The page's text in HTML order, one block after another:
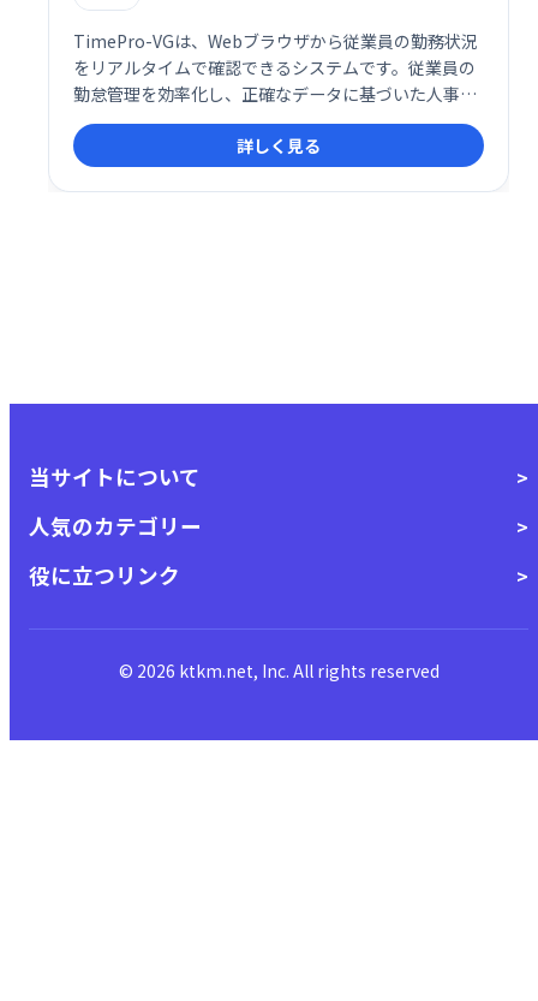
TimePro-VGは、Webブラウザから従業員の勤務状況
をリアルタイムで確認できるシステムです。従業員の
勤怠管理を効率化し、正確なデータに基づいた人事管
理を支援します。 リアルタイムな把握により、迅速な
対応や業務改善にも役立ちます。
詳しく見る
当サイトについて
人気のカテゴリー
役に立つリンク
© 2026 ktkm.net, Inc. All rights reserved